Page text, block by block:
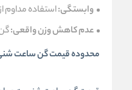
وابستگی:استفاده مداوم
عدم کاهش وزن واقعی:
محدوده قیمت گن ساعت